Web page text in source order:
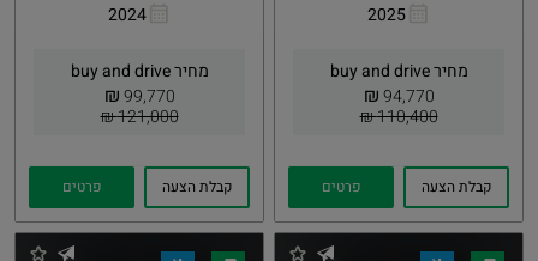
2025
מחיר buy and drive
94,770
₪
110,400 ₪
Whatsapp
קבלת הצעה פרטים
2024
מחיר buy and drive
99,770
₪
121,000 ₪
Whatsapp
קבלת הצעה פרטים